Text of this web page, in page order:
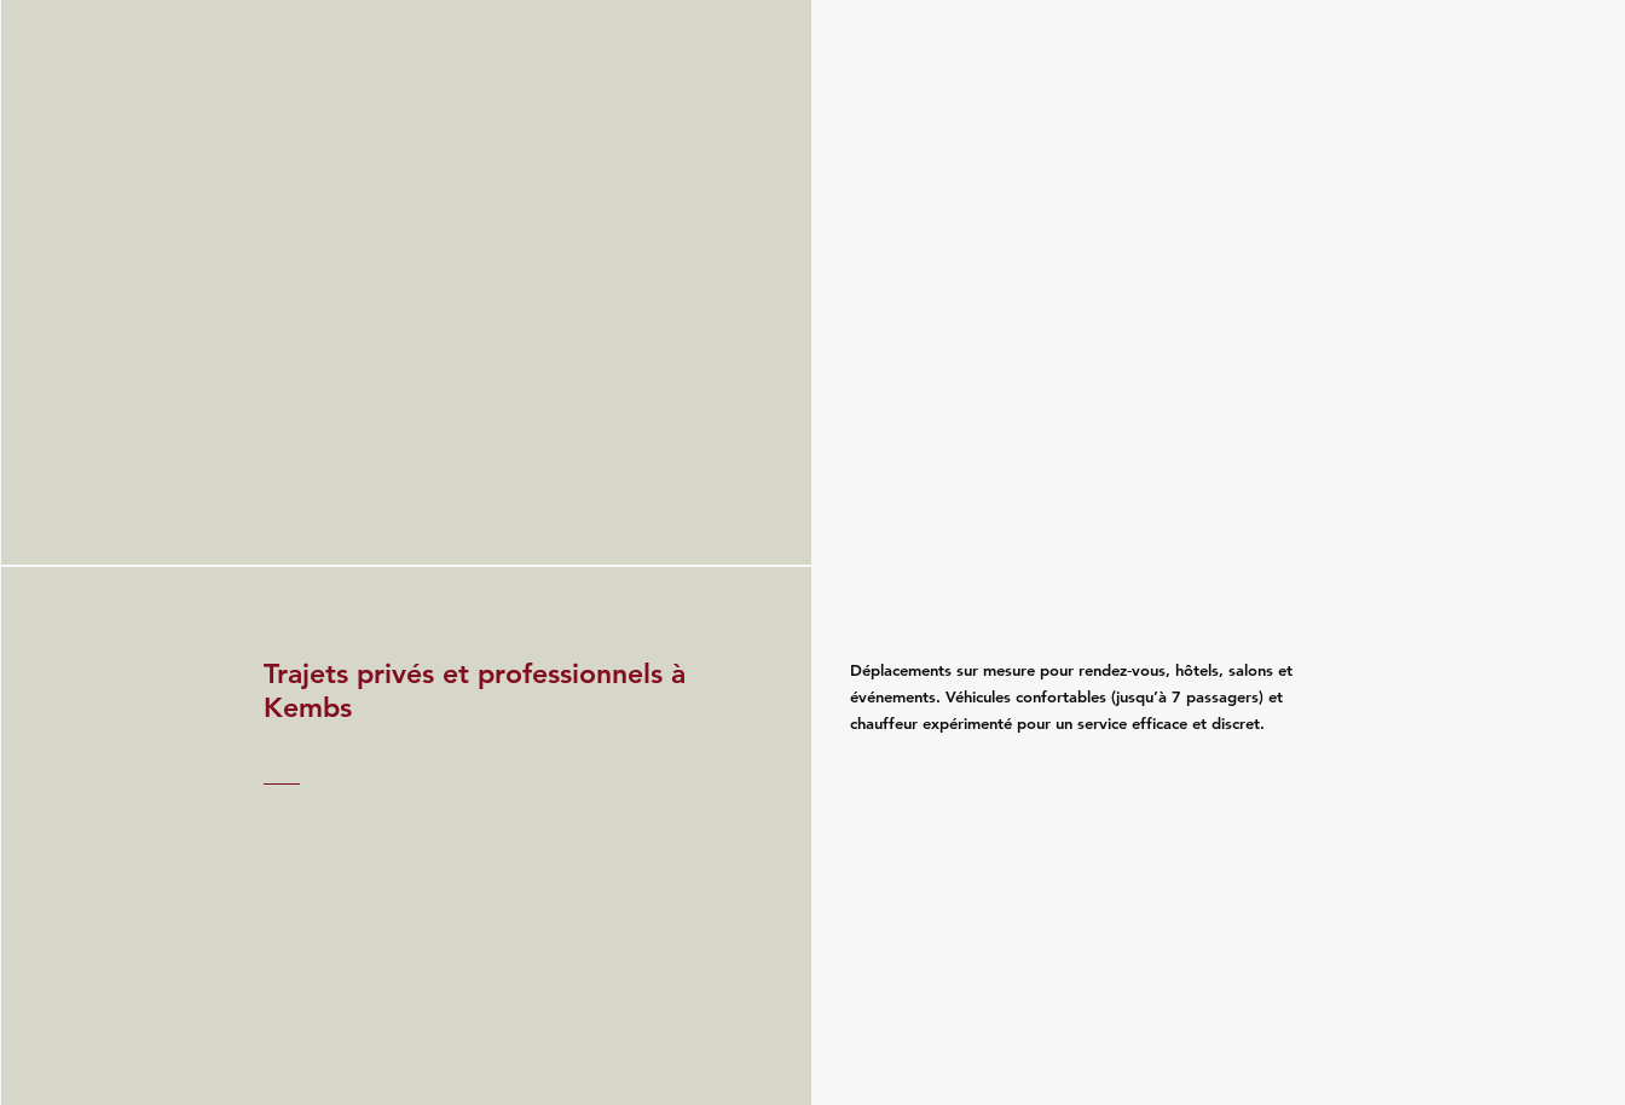
Trajets privés et professionnels à
Kembs
Déplacements sur mesure pour rendez‑vous, hôtels, salons et
événements. Véhicules confortables (jusqu’à 7 passagers) et
chauffeur expérimenté pour un service efficace et discret.